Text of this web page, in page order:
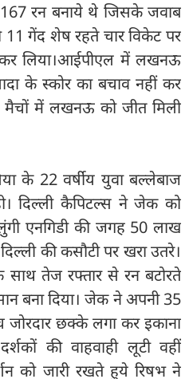
रन बनाये थे जिसके जवाब
11 गेंद शेष रहते चार विकेट पर
लिया।आईपीएल में लखनऊ
के स्कोर का बचाव नहीं कर
में लखनऊ को जीत मिली
के 22 वर्षीय युवा बल्लेबाज
दिल्ली कैपिटल्स ने जेक को
एनगिडी की जगह 50 लाख
की कसौटी पर खरा उतरे।
साथ तेज रफ्तार से रन बटोरते
बना दिया। जेक ने अपनी 35
जोरदार छक्के लगा कर इकाना
की वाहवाही लूटी वहीं
को जारी रखते हुये रिषभ ने